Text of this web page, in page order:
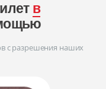
в
с разрешения наших